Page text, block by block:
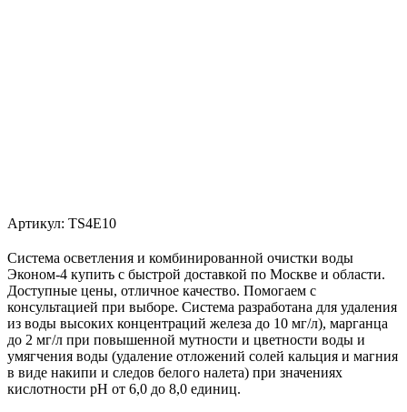
Артикул: TS4E10
Система осветления и комбинированной очистки воды
Эконом-4 купить с быстрой доставкой по Москве и области.
Доступные цены, отличное качество. Помогаем с
консультацией при выборе. Система разработана для удаления
из воды высоких концентраций железа до 10 мг/л), марганца
до 2 мг/л при повышенной мутности и цветности воды и
умягчения воды (удаление отложений солей кальция и магния
в виде накипи и следов белого налета) при значениях
кислотности рН от 6,0 до 8,0 единиц.